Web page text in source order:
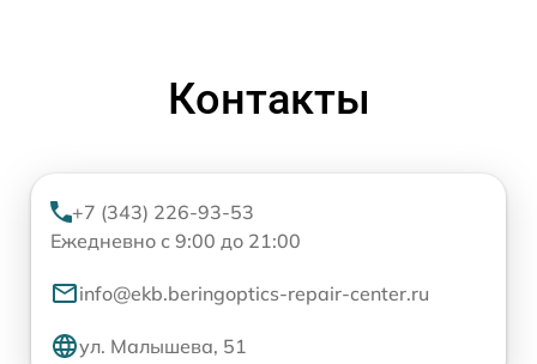
Контакты
+7 (343) 226-93-53
Ежедневно с 9:00 до 21:00
info@ekb.beringoptics-repair-center.ru
ул. Малышева, 51